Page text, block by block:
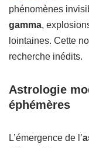
phénomènes
gamma,
lointaines. Cette
recherche inédits.
Astrologie
éphémères
L’émergence de l’